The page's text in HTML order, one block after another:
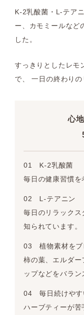
K-2乳酸菌・L-テア
ー、カモミールなど
した。
すっきりとしたレモ
で、 一日の終わりの
心
01 K-2乳酸菌
毎日の健康習慣を
02 L-テアニン
毎日のリラックス
知られています。
03 植物素材をブ
柿の葉、エルダー
ップなどをバラン
04 毎日続けやす
ハーブティーが